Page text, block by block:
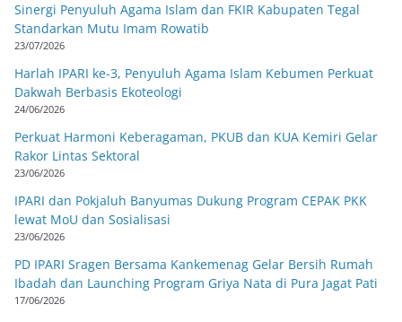
Sinergi Penyuluh Agama Islam dan FKIR Kabupaten Tegal
Standarkan Mutu Imam Rowatib
23/07/2026
Harlah IPARI ke-3, Penyuluh Agama Islam Kebumen Perkuat
Dakwah Berbasis Ekoteologi
24/06/2026
Perkuat Harmoni Keberagaman, PKUB dan KUA Kemiri Gelar
Rakor Lintas Sektoral
23/06/2026
IPARI dan Pokjaluh Banyumas Dukung Program CEPAK PKK
lewat MoU dan Sosialisasi
23/06/2026
PD IPARI Sragen Bersama Kankemenag Gelar Bersih Rumah
Ibadah dan Launching Program Griya Nata di Pura Jagat Pati
17/06/2026